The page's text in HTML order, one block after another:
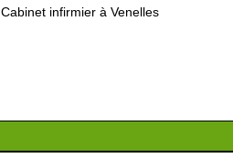
Cabinet infirmier à Venelles